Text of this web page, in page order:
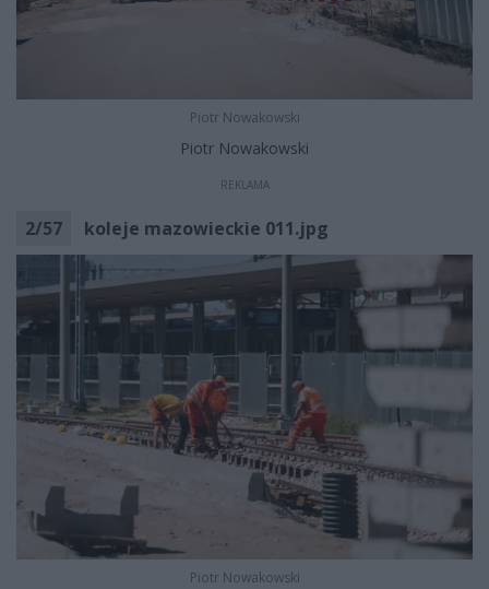
Piotr Nowakowski
Piotr Nowakowski
REKLAMA
2/57 koleje mazowieckie 011.jpg
Piotr Nowakowski